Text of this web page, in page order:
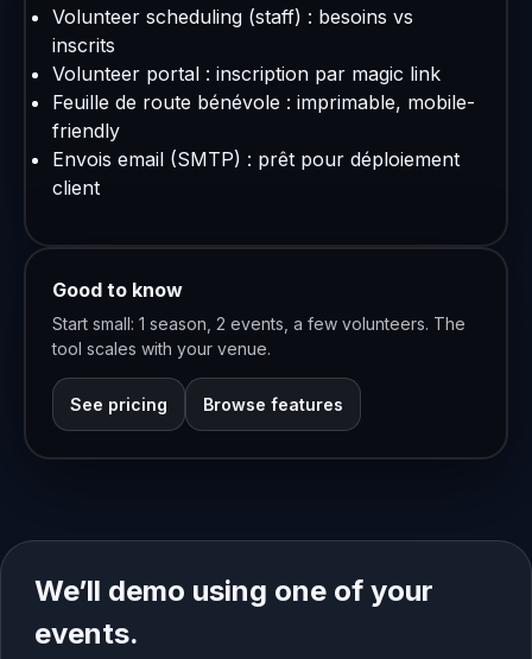
Volunteer scheduling (staff) : besoins vs
inscrits
Volunteer portal : inscription par magic link
Feuille de route bénévole : imprimable, mobile-
friendly
Envois email (SMTP) : prêt pour déploiement
client
Good to know
Start small: 1 season, 2 events, a few volunteers. The
tool scales with your venue.
See pricing Browse features
We’ll demo using one of your
events.